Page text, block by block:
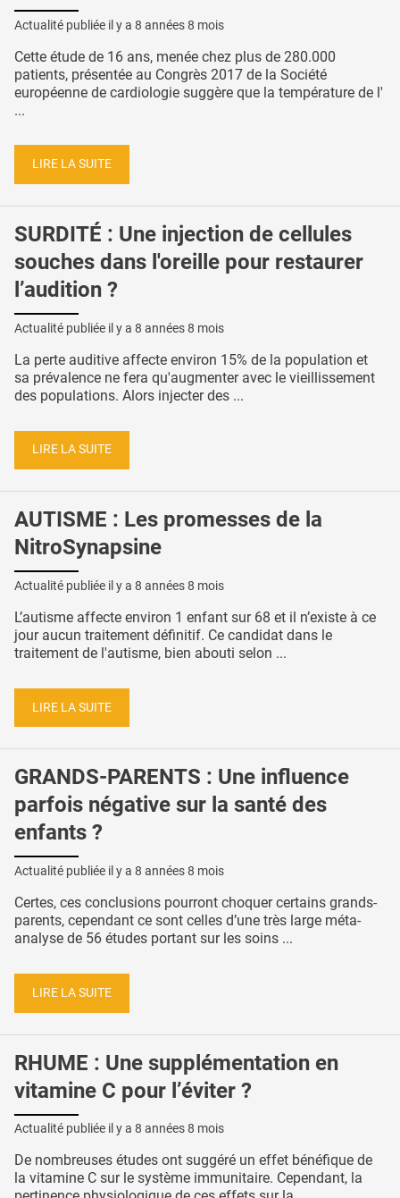
Actualité publiée il y a 8 années 8 mois
Cette étude de 16 ans, menée chez plus de 280.000
patients, présentée au Congrès 2017 de la Société
européenne de cardiologie suggère que la température de l'
...
LIRE LA SUITE
SURDITÉ : Une injection de cellules
souches dans l'oreille pour restaurer
l’audition ?
Actualité publiée il y a 8 années 8 mois
La perte auditive affecte environ 15% de la population et
sa prévalence ne fera qu'augmenter avec le vieillissement
des populations. Alors injecter des ...
LIRE LA SUITE
AUTISME : Les promesses de la
NitroSynapsine
Actualité publiée il y a 8 années 8 mois
L’autisme affecte environ 1 enfant sur 68 et il n’existe à ce
jour aucun traitement définitif. Ce candidat dans le
traitement de l'autisme, bien abouti selon ...
LIRE LA SUITE
GRANDS-PARENTS : Une influence
parfois négative sur la santé des
enfants ?
Actualité publiée il y a 8 années 8 mois
Certes, ces conclusions pourront choquer certains grands-
parents, cependant ce sont celles d’une très large méta-
analyse de 56 études portant sur les soins ...
LIRE LA SUITE
RHUME : Une supplémentation en
vitamine C pour l’éviter ?
Actualité publiée il y a 8 années 8 mois
De nombreuses études ont suggéré un effet bénéfique de
la vitamine C sur le système immunitaire. Cependant, la